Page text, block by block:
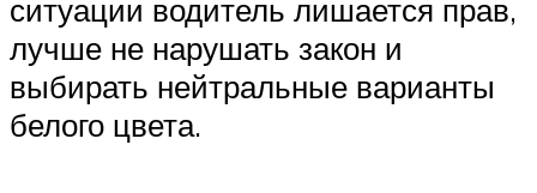
ситуации водитель лишается прав,
лучше не нарушать закон и
выбирать нейтральные варианты
белого цвета.